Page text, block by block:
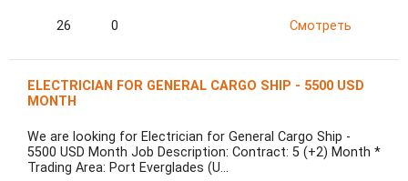
26 0 Смотреть
ELECTRICIAN FOR GENERAL CARGO SHIP - 5500 USD
MONTH
We are looking for Electrician for General Cargo Ship -
5500 USD Month Job Description: Contract: 5 (+2) Month *
Trading Area: Port Everglades (U…